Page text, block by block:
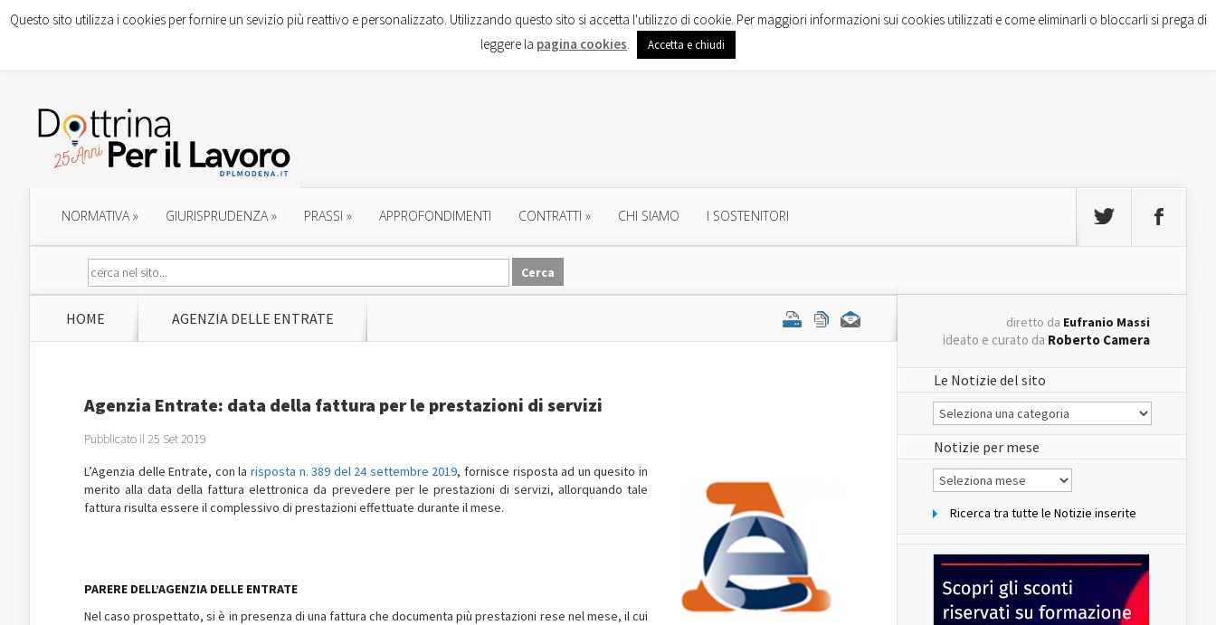
NORMATIVA» GIURISPRUDENZA» PRASSI » APPROFONDIMENTI CONTRATTI » CHI SIAMO I SOSTENITORI
HOME AGENZIA DELLE ENTRATE
Agenzia Entrate: data della fattura per le prestazioni di servizi
Pubblicato il 25 Set 2019
L’Agenzia delle Entrate, con la risposta n. 389 del 24 settembre 2019, fornisce risposta ad un quesito in
merito alla data della fattura elettronica da prevedere per le prestazioni di servizi, allorquando tale
fattura risulta essere il complessivo di prestazioni effettuate durante il mese.
PARERE DELL’AGENZIA DELLE ENTRATE
Nel caso prospettato, si è in presenza di una fattura che documenta più prestazioni rese nel mese, il cui
diretto da Eufranio Massi
ideato e curato da Roberto Camera
Le Notizie del sito
Le
Notizie
del
sito
Notizie per mese
Notizie
per
Ricerca tra tutte le Notizie inserite
Questo sito utilizza i cookies per fornire un sevizio più reattivo e personalizzato. Utilizzando questo sito si accetta l'utilizzo di cookie. Per maggiori informazioni sui cookies utilizzati e come eliminarli o bloccarli si prega di
leggere la pagina cookies. Accetta e chiudi